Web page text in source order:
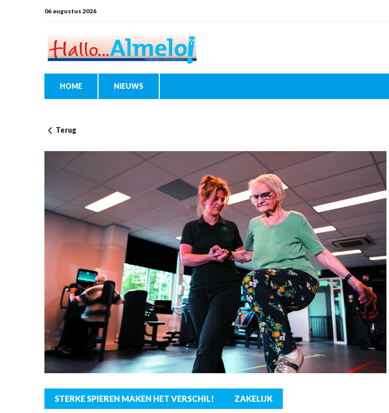
06 augustus 2026
HOME NIEUWS
Terug
STERKE SPIEREN MAKEN HET VERSCHIL! ZAKELIJK